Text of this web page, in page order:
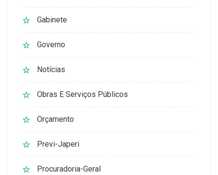
Gabinete
Governo
Notícias
Obras E Serviços Públicos
Orçamento
Previ-Japeri
Procuradoria-Geral